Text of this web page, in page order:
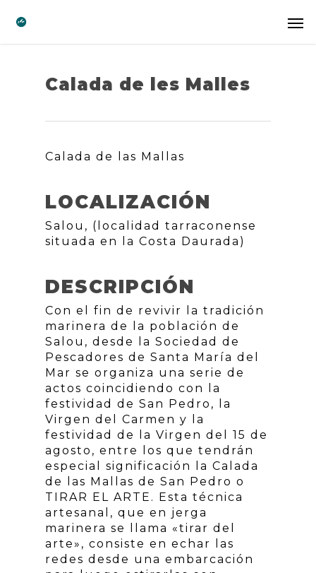
Calada de les Malles
Calada de las Mallas
LOCALIZACIÓN
Salou, (localidad tarraconense
situada en la Costa Daurada)
DESCRIPCIÓN
Con el fin de revivir la tradición
marinera de la población de
Salou, desde la Sociedad de
Pescadores de Santa María del
Mar se organiza una serie de
actos coincidiendo con la
festividad de San Pedro, la
Virgen del Carmen y la
festividad de la Virgen del 15 de
agosto, entre los que tendrán
especial significación la Calada
de las Mallas de San Pedro o
TIRAR EL ARTE. Esta técnica
artesanal, que en jerga
marinera se llama «tirar del
arte», consiste en echar las
redes desde una embarcación